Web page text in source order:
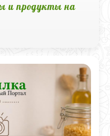
и продукты на